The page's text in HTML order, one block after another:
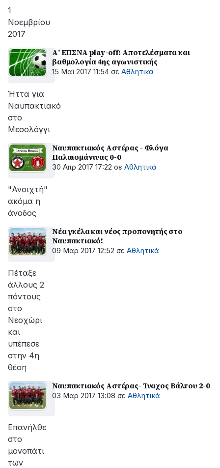
1
Νοεμβρίου
2017
Α’ ΕΠΣΝΑ play-off: Αποτελέσματα και
βαθμολογία 4ης αγωνιστικής
15 Μαϊ 2017 11:54 σε Αθλητικά
Ήττα για
Ναυπακτιακό
στο
Μεσολόγγι
Ναυπακτιακός Αστέρας - Φλόγα
Παλαιομάνινας 0-0
30 Απρ 2017 17:22 σε Αθλητικά
"Ανοιχτή"
ακόμα η
άνοδος
Νέα γκέλα και νέος προπονητής στο
Ναυπακτιακό!
09 Μαρ 2017 12:52 σε Αθλητικά
Πέταξε
άλλους 2
πόντους
στο
Νεοχώρι
και
υπέπεσε
στην 4η
θέση
Ναυπακτιακός Αστέρας- Ίναχος Βάλτου 2-0
03 Μαρ 2017 13:08 σε Αθλητικά
Επανήλθε
στο
μονοπάτι
των